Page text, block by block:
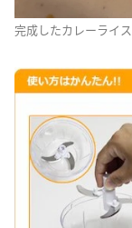
完成したカレーライス